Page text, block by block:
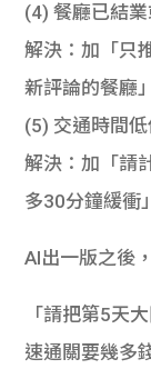
(4) 餐廳已結
解決：加「只
新評論的餐廳」
(5) 交通時間
解決：加「請
多30分鐘緩衝
AI出一版之後
「請把第5天
速通關要幾多